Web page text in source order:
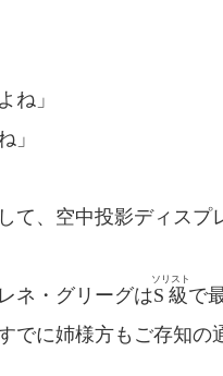
ね」
」
て、空中投影ディスプ
ネ・グリーグはS級
ソリスト
で
でに姉様方もご存知の